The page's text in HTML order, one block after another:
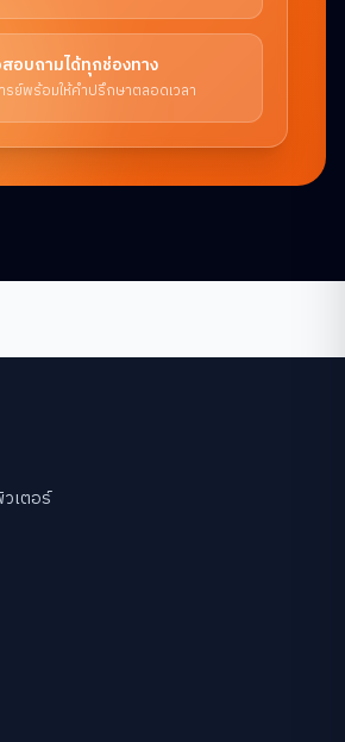
อบถามได้ทุกช่องทาง
รย์พร้อมให้คำปรึกษาตลอดเวลา
วเตอร์